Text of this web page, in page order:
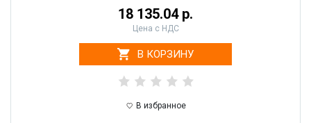
18 135.04 р.
Цена с НДС
В КОРЗИНУ
В избранное